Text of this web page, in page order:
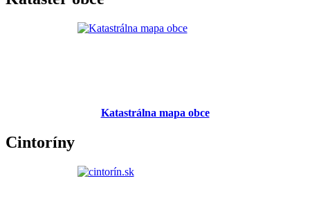
Katastrálna mapa obce
Cintoríny